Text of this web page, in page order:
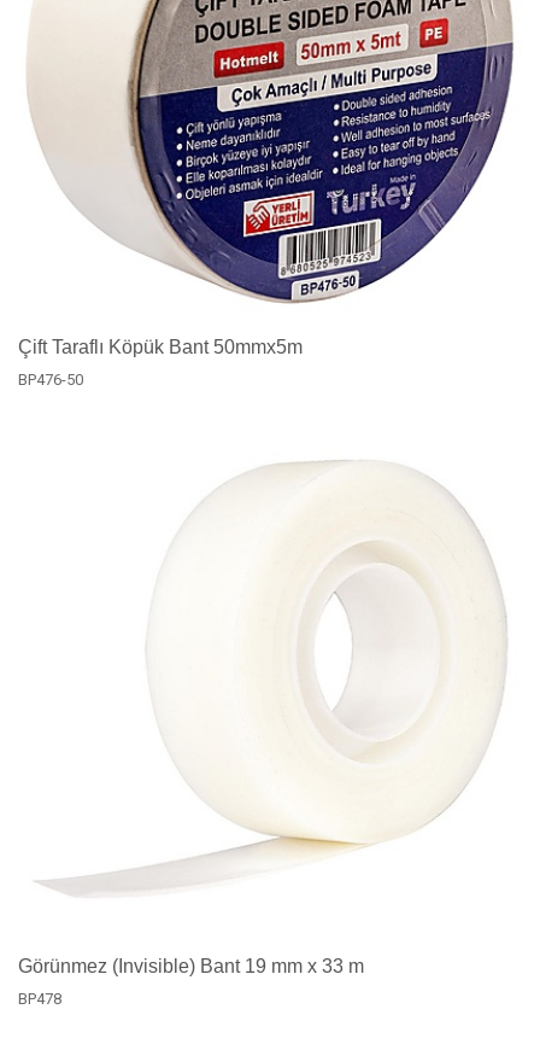
Çift Taraflı Köpük Bant 50mmx5m
BP476-50
Görünmez (Invisible) Bant 19 mm x 33 m
BP478